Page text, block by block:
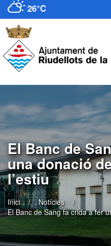
26°C
​El Banc de
una donació
l’estiu
Inici
Notícies
​El Banc de Sang fa crida a fer